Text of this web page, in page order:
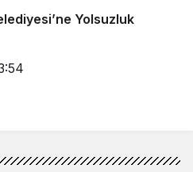
Yolsuzluk